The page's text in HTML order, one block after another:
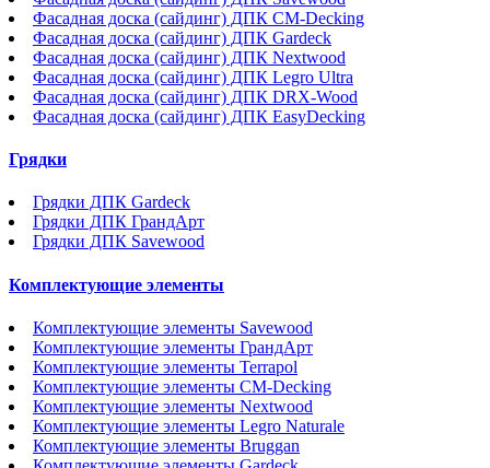
Фасадная доска (сайдинг) ДПК CM-Decking
Фасадная доска (сайдинг) ДПК Gardeck
Фасадная доска (сайдинг) ДПК Nextwood
Фасадная доска (сайдинг) ДПК Legro Ultra
Фасадная доска (сайдинг) ДПК DRX-Wood
Фасадная доска (сайдинг) ДПК EasyDecking
Грядки
Грядки ДПК Gardeck
Грядки ДПК ГрандАрт
Грядки ДПК Savewood
Комплектующие элементы
Комплектующие элементы Savewood
Комплектующие элементы ГрандАрт
Комплектующие элементы Terrapol
Комплектующие элементы CM-Decking
Комплектующие элементы Nextwood
Комплектующие элементы Legro Naturale
Комплектующие элементы Bruggan